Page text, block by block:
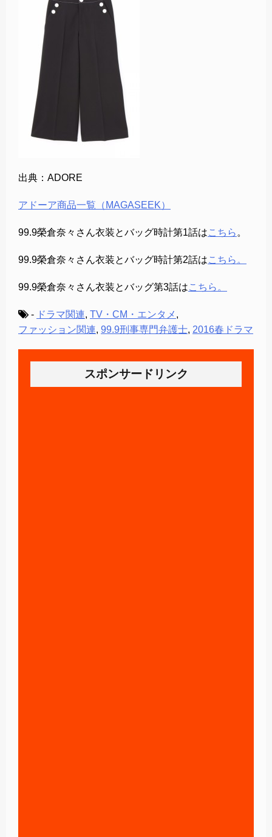
出典：ADORE
アドーア商品一覧（MAGASEEK）
99.9榮倉奈々さん衣装とバッグ時計第1話はこちら 。
99.9榮倉奈々さん衣装とバッグ時計第2話はこちら。
99.9榮倉奈々さん衣装とバッグ第3話はこちら。
- ドラマ関連, TV・CM・エンタメ ,
ファッション関連, 99.9刑事専門弁護士, 2016春ドラマ
スポンサードリンク